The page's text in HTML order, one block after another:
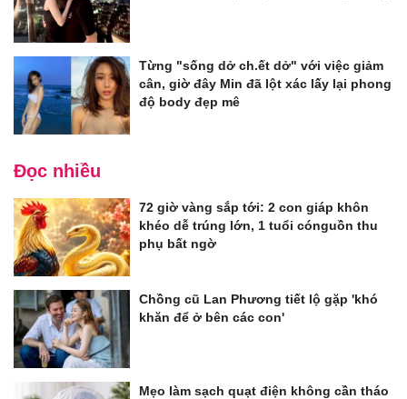
Từng "sống dở ch.ết dở" với việc giảm
cân, giờ đây Min đã lột xác lấy lại phong
độ body đẹp mê
Đọc nhiều
72 giờ vàng sắp tới: 2 con giáp khôn
khéo dễ trúng lớn, 1 tuổi cónguồn thu
phụ bất ngờ
Chồng cũ Lan Phương tiết lộ gặp 'khó
khăn để ở bên các con'
Mẹo làm sạch quạt điện không cần tháo